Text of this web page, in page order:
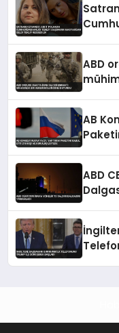
ABD
AB
ABD